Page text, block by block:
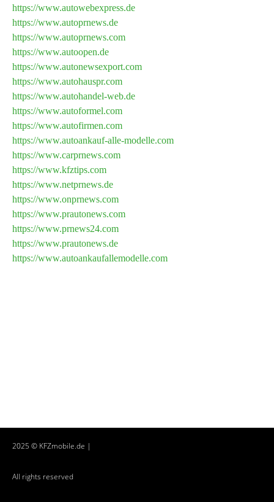
https://www.autowebexpress.de
https://www.autoprnews.de
https://www.autoprnews.com
https://www.autoopen.de
https://www.autonewsexport.com
https://www.autohauspr.com
https://www.autohandel-web.de
https://www.autoformel.com
https://www.autofirmen.com
https://www.autoankauf-alle-modelle.com
https://www.carprnews.com
https://www.kfztips.com
https://www.netprnews.de
https://www.onprnews.com
https://www.prautonews.com
https://www.prnews24.com
https://www.prautonews.de
https://www.autoankaufallemodelle.com
2025 © KFZmobile.de |
All rights reserved